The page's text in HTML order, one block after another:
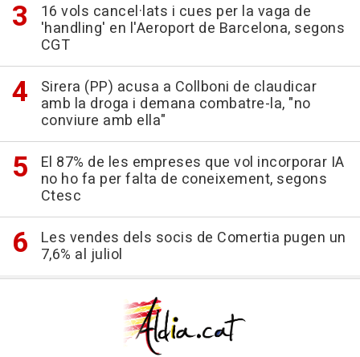
16 vols cancel·lats i cues per la vaga de
'handling' en l'Aeroport de Barcelona, segons
CGT
Sirera (PP) acusa a Collboni de claudicar
amb la droga i demana combatre-la, "no
conviure amb ella"
El 87% de les empreses que vol incorporar IA
no ho fa per falta de coneixement, segons
Ctesc
Les vendes dels socis de Comertia pugen un
7,6% al juliol